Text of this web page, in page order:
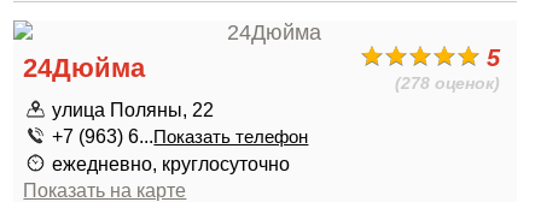
5
(278 оценок)
24Дюйма
улица Поляны, 22
+7 (963) 6...Показать телефон
ежедневно, круглосуточно
Показать на карте